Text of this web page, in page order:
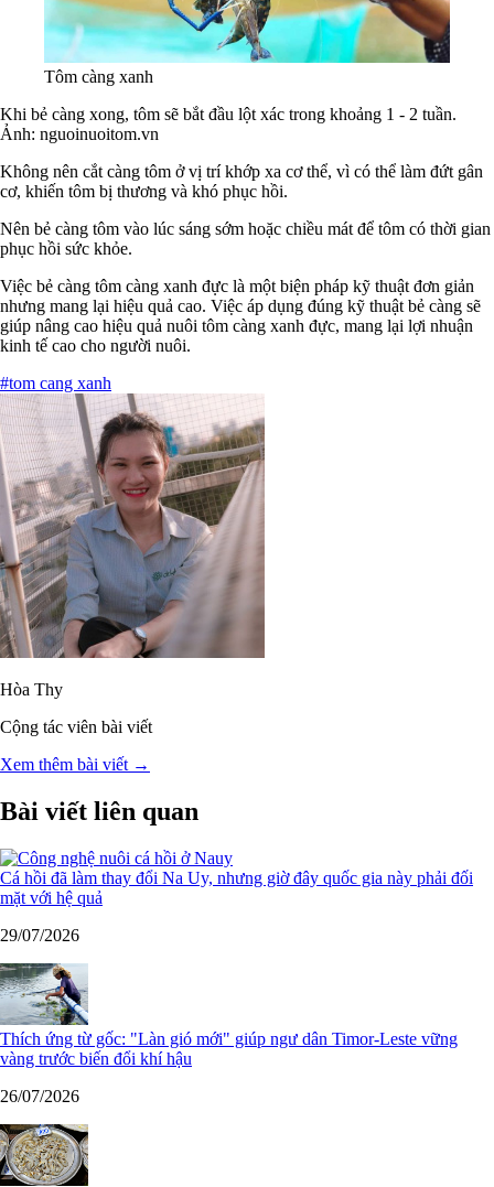
Tôm càng xanh
Khi bẻ càng xong, tôm sẽ bắt đầu lột xác trong khoảng 1 - 2 tuần.
Ảnh: nguoinuoitom.vn
Không nên cắt càng tôm ở vị trí khớp xa cơ thể, vì có thể làm đứt gân
cơ, khiến tôm bị thương và khó phục hồi.
Nên bẻ càng tôm vào lúc sáng sớm hoặc chiều mát để tôm có thời gian
phục hồi sức khỏe.
Việc bẻ càng tôm càng xanh đực là một biện pháp kỹ thuật đơn giản
nhưng mang lại hiệu quả cao. Việc áp dụng đúng kỹ thuật bẻ càng sẽ
giúp nâng cao hiệu quả nuôi tôm càng xanh đực, mang lại lợi nhuận
kinh tế cao cho người nuôi.
#tom cang xanh
Hòa Thy
Cộng tác viên bài viết
Xem thêm bài viết →
Bài viết liên quan
Cá hồi đã làm thay đổi Na Uy, nhưng giờ đây quốc gia này phải đối
mặt với hệ quả
29/07/2026
Thích ứng từ gốc: "Làn gió mới" giúp ngư dân Timor-Leste vững
vàng trước biến đổi khí hậu
26/07/2026